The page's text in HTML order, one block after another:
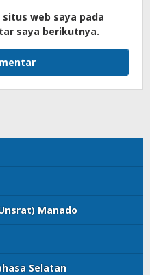
web saya pada
saya berikutnya.
Manado
Selatan